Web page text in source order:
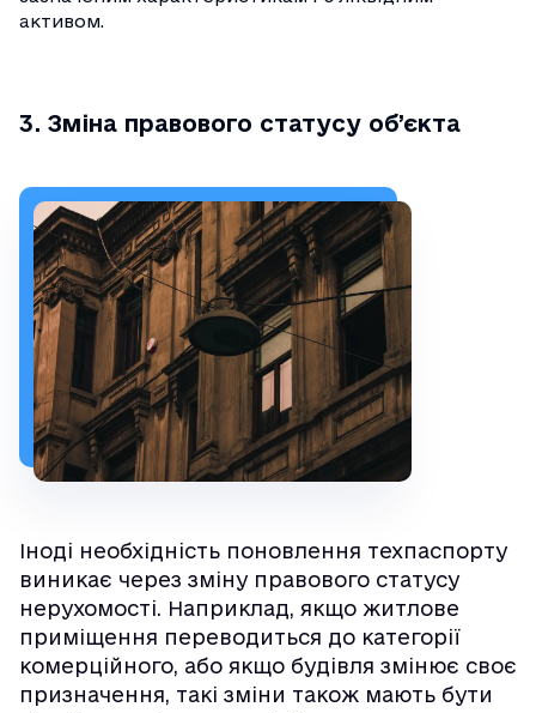
активом.
3. Зміна правового статусу об’єкта
Іноді необхідність поновлення техпаспорту
виникає через зміну правового статусу
нерухомості. Наприклад, якщо житлове
приміщення переводиться до категорії
комерційного, або якщо будівля змінює своє
призначення, такі зміни також мають бути